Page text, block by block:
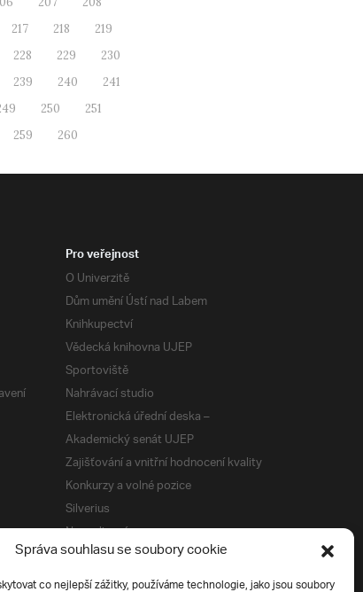
Správa souhlasu se soubory cookie
co nejlepší zážitky, používáme technologie, jako jsou soubory
217 218
219
228 229
230
239 240
241
250
251
259 260
Pro veřejnost
O Univerzitě
Dům umění Ústí nad Labem
Knihkupectví
Vědecká knihovna UJEP
Sportoviště
Nahrávací studio
Elektronická úřední deska –
Akademický senát UJEP
Zajišťování a vnitřní hodnocení kvality
Konkurzy a volné pozice
Silverius
Napsali o nás
Tiskové zprávy